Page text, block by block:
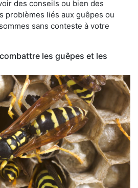
des conseils ou bien des
problèmes liés aux guêpes ou
sans conteste à votre
les guêpes et les